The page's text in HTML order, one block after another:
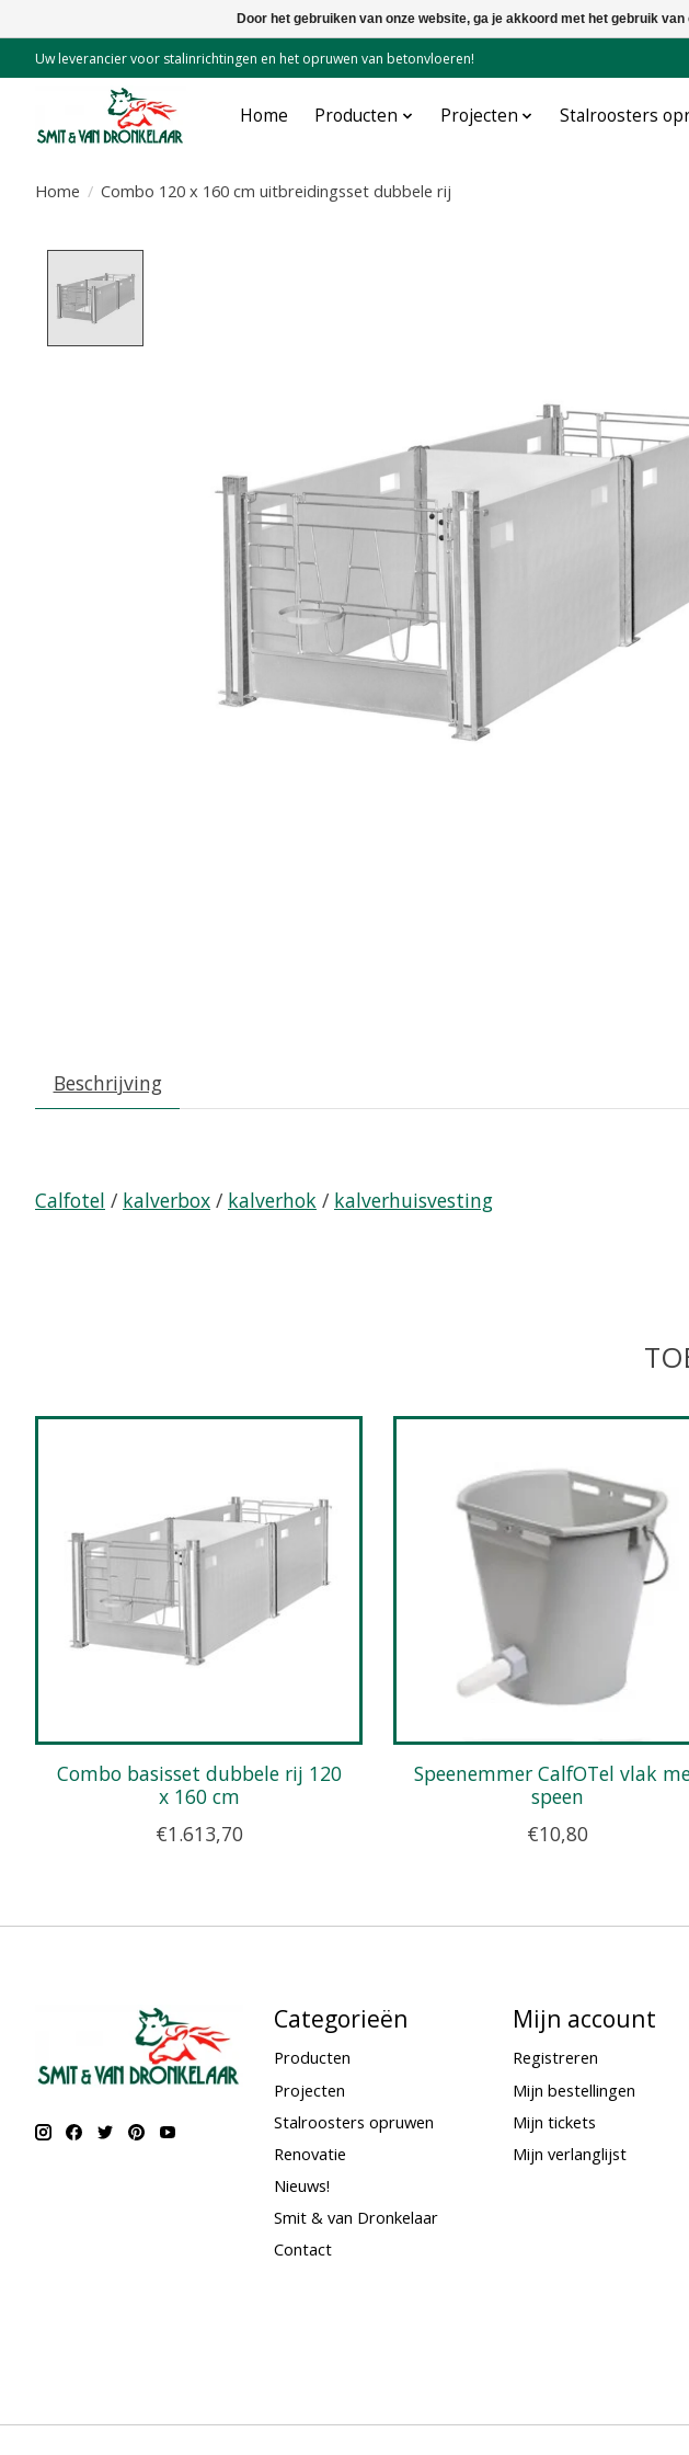
Uw leverancier voor stalinrichtingen en het opruwen van betonvloeren!
Home Producten Projecten Stalroosters
Home / Combo 120 x 160 cm uitbreidingsset dubbele rij
Beschrijving
Calfotel / kalverbox / kalverhok / kalverhuisvesting
Items van productcarrousel
Combo basisset dubbele rij 120
x 160 cm
€1.613,70
Speenemmer CalfOTel vlak met
speen
€10,80
Categorieën
Producten
Projecten
Stalroosters opruwen
Renovatie
Nieuws!
Smit & van Dronkelaar
Contact
Mijn account
Registreren
Mijn bestellingen
Mijn tickets
Mijn verlanglijst
Door het gebruiken van onze website, ga je akkoord met het gebruik